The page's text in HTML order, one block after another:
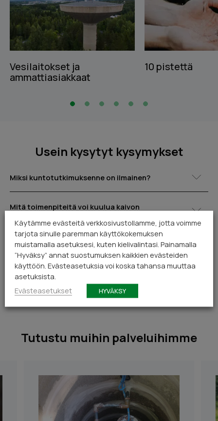
Vesilaitokset ja
ammattiasiakkaat
10 pistettä
Usein kysytyt kysymykset
Miksi kuntotutkimuksenne on ilmainen?
Mitä toimenpiteitä voi kuulua kaivon
huoltoon?
Kuuluuko kaivon kuntotutkimukseen
kaivoveden tutkiminen?
Milloin kaivovesi kannattaa tutkia?
Tutustu muihin palveluihimme
Käytämme evästeitä verkkosivustollamme, jotta voimme
tarjota sinulle paremman käyttökokemuksen
muistamalla asetuksesi, kuten kielivalintasi. Painamalla
“Hyväksy” annat suostumuksen kaikkien evästeiden
käyttöön. Evästeasetuksia voi koska tahansa muuttaa
asetuksista.
Evästeasetukset
HYVÄKSY